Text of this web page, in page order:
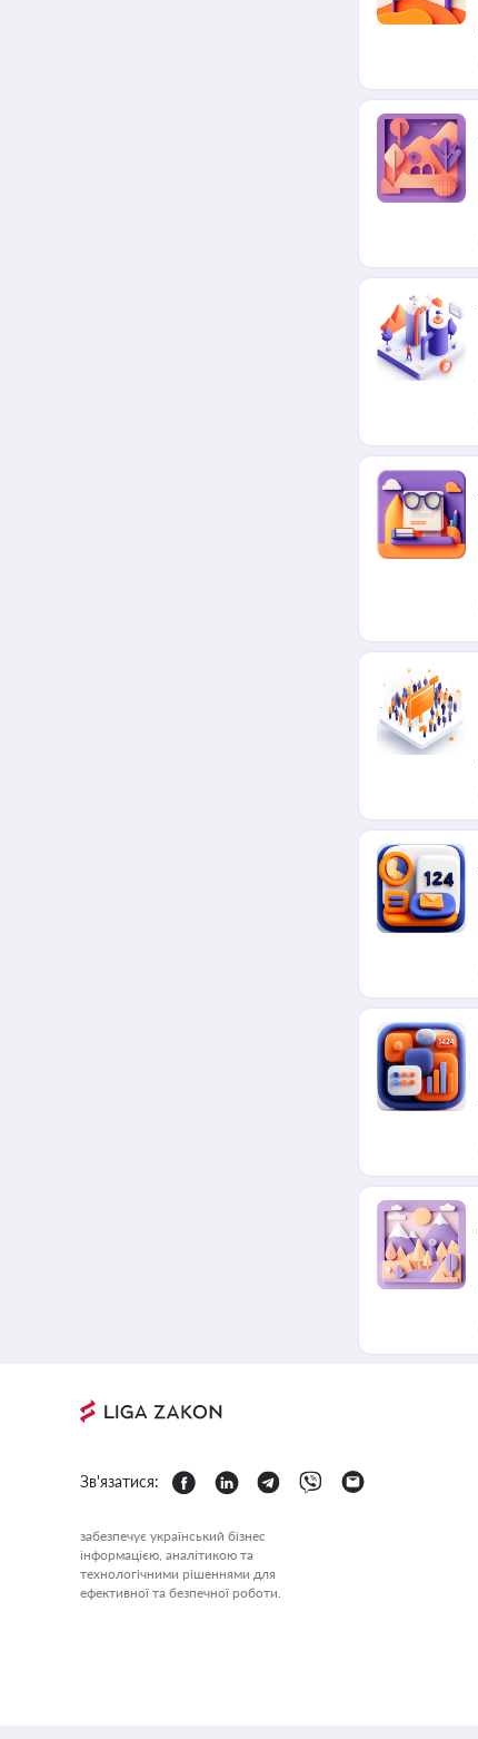
Зв'язатися:
забезпечує український бізнес
інформацією, аналітикою та
технологічними рішеннями для
ефективної та безпечної роботи.